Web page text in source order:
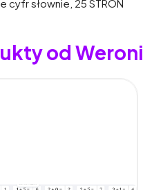
cyfr słownie, 25 STRON
od